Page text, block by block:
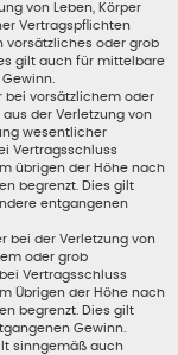
von Leben, Körper
Vertragspflichten
vorsätzliches oder grob
gilt auch für mittelbare
bei vorsätzlichem oder
der Verletzung von
wesentlicher
Vertragsschluss
übrigen der Höhe nach
begrenzt. Dies gilt
entgangenen
bei der Verletzung von
oder grob
Vertragsschluss
Übrigen der Höhe nach
begrenzt. Dies gilt
Gewinn.
sinngemäß auch